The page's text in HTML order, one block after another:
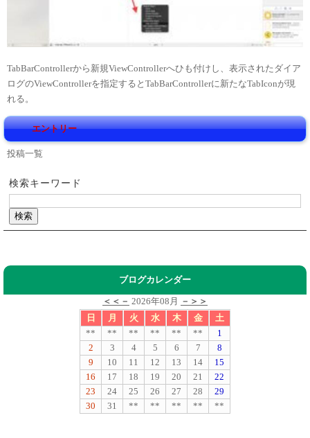
TabBarControllerから新規ViewControllerへひも付けし、表示されたダイア
ログのViewControllerを指定するとTabBarControllerに新たなTabIconが現
れる。
エントリー
投稿一覧
検索キーワード
ブログカレンダー
＜＜－ 2026年08月
－＞＞
日
月 火 水 木 金
土
**
** ** ** ** **
1
2
3 4 5 6 7
8
9
10 11 12 13 14
15
16
17 18 19 20 21
22
23
24 25 26 27 28
29
30
31 ** ** ** ** **